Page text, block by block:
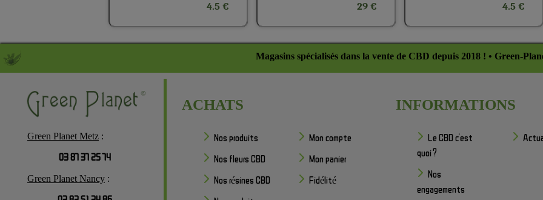
4.5 € 29 € 4.5 €
Magasins spécialisés dans la vente de CBD depuis 2018 ! • Green-
Green Planet Metz :
03 87 37 25 74
Green Planet Nancy :
ACHATS
Nos produits
Nos fleurs CBD
Nos résines CBD
Mon compte
Mon panier
Fidélité
INFORMATIONS
Le CBD c'est
quoi ?
Nos
engagements